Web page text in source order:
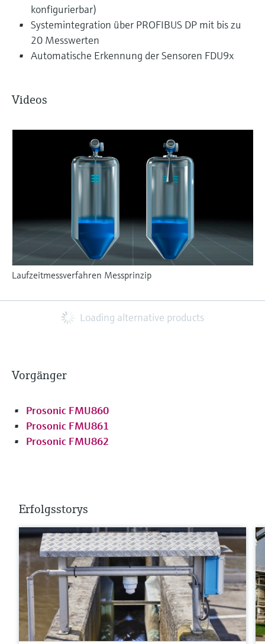
konfigurierbar)
Systemintegration über PROFIBUS DP mit bis zu
20 Messwerten
Automatische Erkennung der Sensoren FDU9x
Videos
Laufzeitmessverfahren Messprinzip
Loading alternative products
Vorgänger
Prosonic FMU860
Prosonic FMU861
Prosonic FMU862
Erfolgsstorys